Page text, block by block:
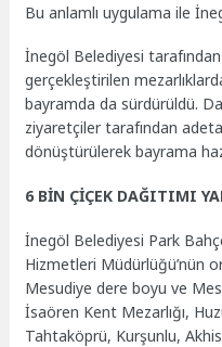
Bu anlamlı uygulama ile
İnegöl Belediyesi
gerçekleştirilen
bayramda da sürdürüldü.
ziyaretçiler tarafından
dönüştürülerek bayrama
6 BİN ÇİÇEK DAĞITIMI
İnegöl Belediyesi Park
Hizmetleri Müdürlüğü’nün
Mesudiye dere boyu ve
İsaören Kent Mezarlığı,
Tahtaköprü, Kurşunlu,